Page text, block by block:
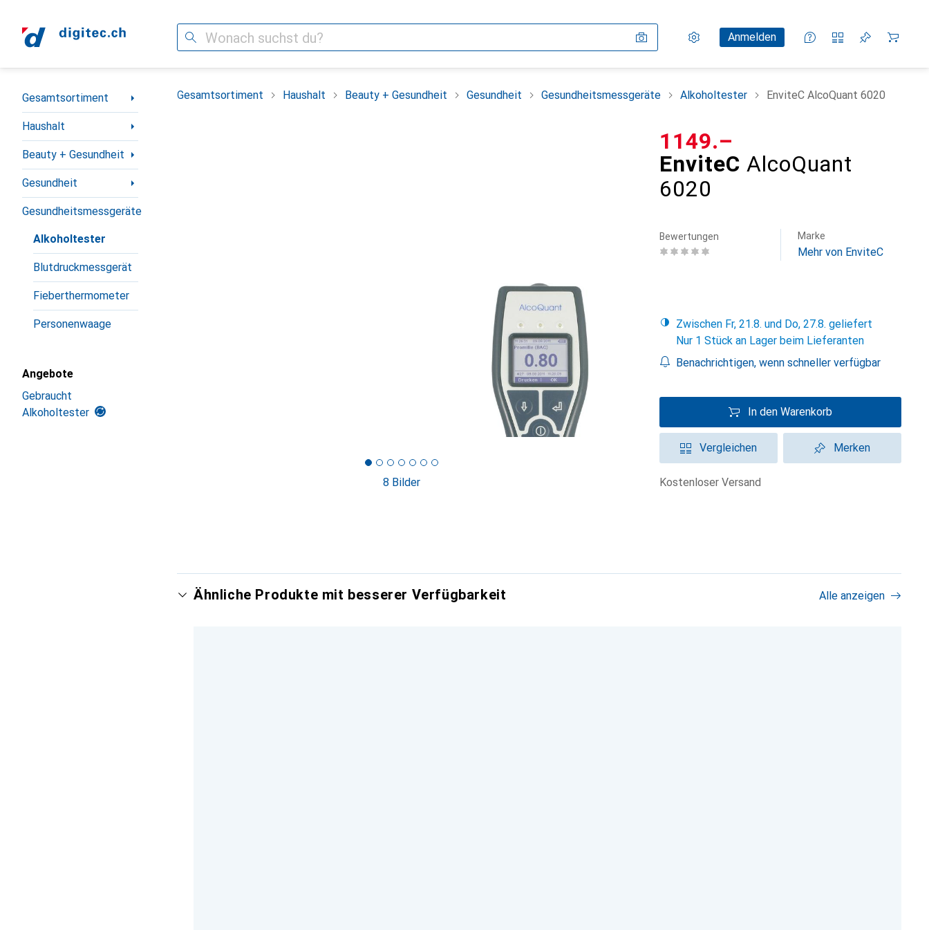
Suche Einstellungen
KundenkontoAnmelden
Vergleichslisten
Merklisten
Warenkorb
Navigation nach Kategorien
Gesamtsortiment
Haushalt
Beauty + Gesundheit
Gesundheit
Gesundheitsmessgeräte
Alkoholtester
Blutdruckmessgerät
Fieberthermometer
Personenwaage
Angebote
Gebraucht
Alkoholtester
Gesamtsortiment Haushalt Beauty + Gesundheit Gesundheit Gesundheitsmessgeräte Alkoholtester EnviteC AlcoQuant 6020
8 Bilder
EnviteC AlcoQuant
6020
CHF
1149.–
Bewertungen Marke
Mehr von EnviteC
Zwischen Fr, 21.8. und Do, 27.8. geliefert
Nur 1 Stück an Lager beim Lieferanten
Benachrichtigen, wenn schneller verfügbar
In den Warenkorb
Vergleichen Merken
kostenloser Versand
Ähnliche Produkte mit besserer Verfügbarkeit Alle anzeigen